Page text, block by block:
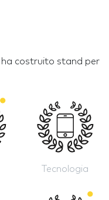
costruito stand per
Tecnologia